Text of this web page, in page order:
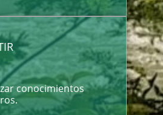
conocimientos